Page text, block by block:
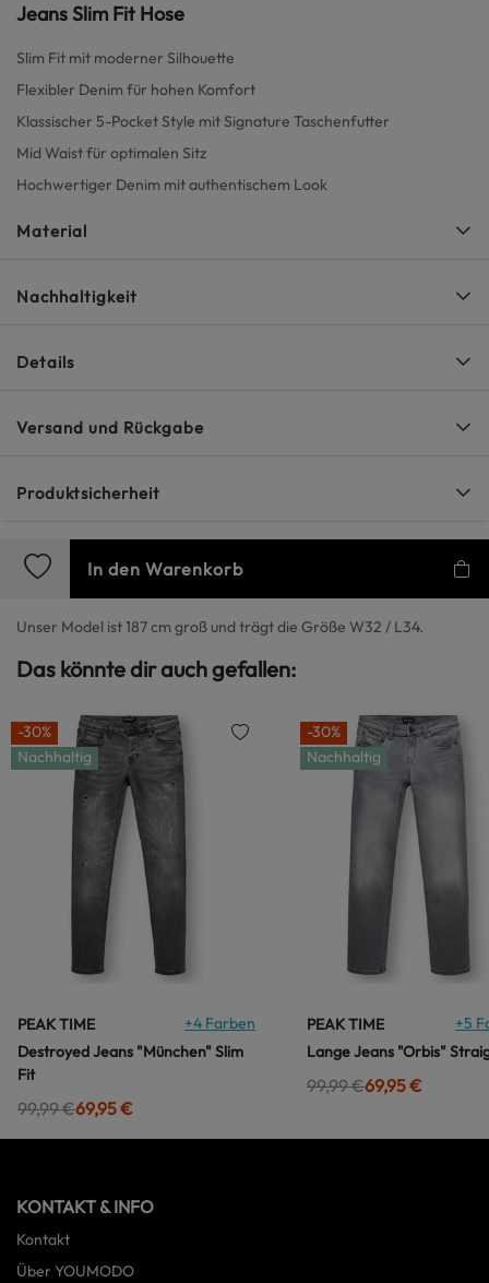
Jeans Slim Fit Hose
Slim Fit mit moderner Silhouette
Flexibler Denim für hohen Komfort
Klassischer 5-Pocket Style mit Signature Taschenfutter
Mid Waist für optimalen Sitz
Hochwertiger Denim mit authentischem Look
Material
Nachhaltigkeit
Details
Versand und Rückgabe
Produktsicherheit
In den Warenkorb
Unser Model ist 187 cm groß und trägt die Größe W32 / L34.
Das könnte dir auch gefallen:
-30%
Nachhaltig
PEAK TIME +4 Farben
Destroyed Jeans "München" Slim
Fit
99,99 €69,95 €
-30%
Nachhaltig
PEAK TIME +5
Lange Jeans "Orbis"
99,99 €69,95 €
KONTAKT & INFO
Kontakt
Über YOUMODO